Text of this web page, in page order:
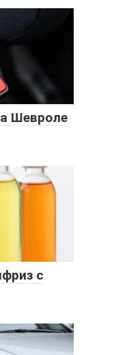
Шевроле
с